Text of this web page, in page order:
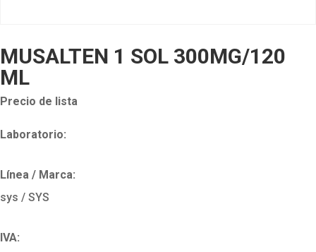
MUSALTEN 1 SOL 300MG/120
ML
Precio de lista
Laboratorio:
Línea / Marca:
sys / SYS
IVA: